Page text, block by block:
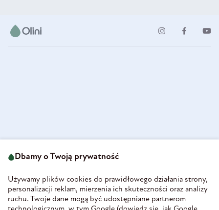
58-160 Świebodzice
REGON 890213034
INFORMACJE
Dbamy o Twoją prywatność
Używamy plików cookies do prawidłowego działania strony,
personalizacji reklam, mierzenia ich skuteczności oraz analizy
ruchu. Twoje dane mogą być udostępniane partnerom